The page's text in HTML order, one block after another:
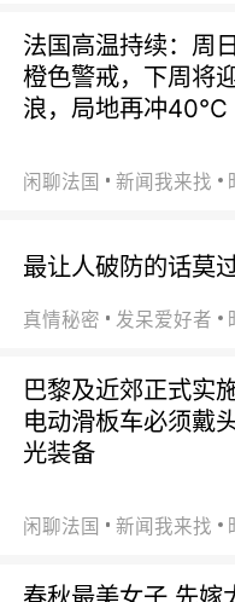
法国高温持续：周
橙色警戒，下周将
浪，局地再冲40℃
闲聊法国 新闻我来找
最让人破防的话莫
真情秘密 发呆爱好者
巴黎及近郊正式实
电动滑板车必须戴
光装备
闲聊法国 新闻我来找